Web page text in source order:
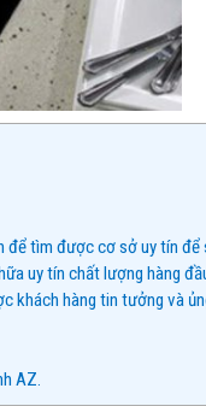
để tìm được cơ sở uy tín để
uy tín chất lượng hàng
khách hàng tin tưởng và
AZ.